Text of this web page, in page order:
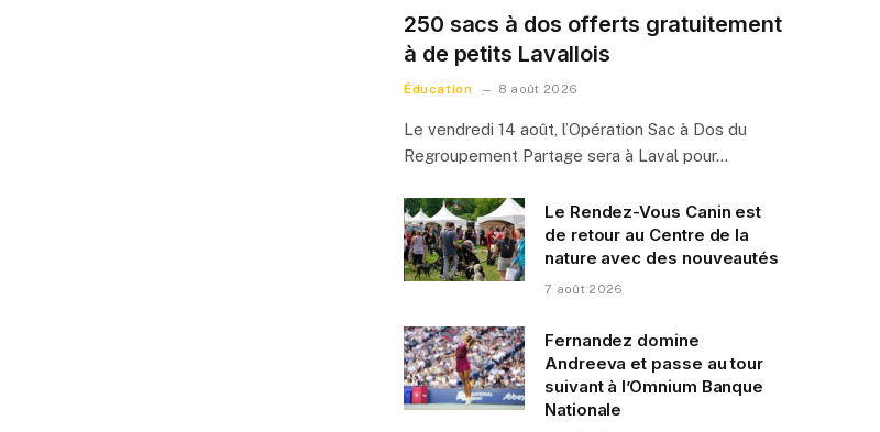
250 sacs à dos offerts gratuitement
à de petits Lavallois
Éducation 8 août 2026
Le vendredi 14 août, l’Opération Sac à Dos du
Regroupement Partage sera à Laval pour…
Le Rendez-Vous Canin est
de retour au Centre de la
nature avec des nouveautés
7 août 2026
Fernandez domine
Andreeva et passe au tour
suivant à l’Omnium Banque
Nationale